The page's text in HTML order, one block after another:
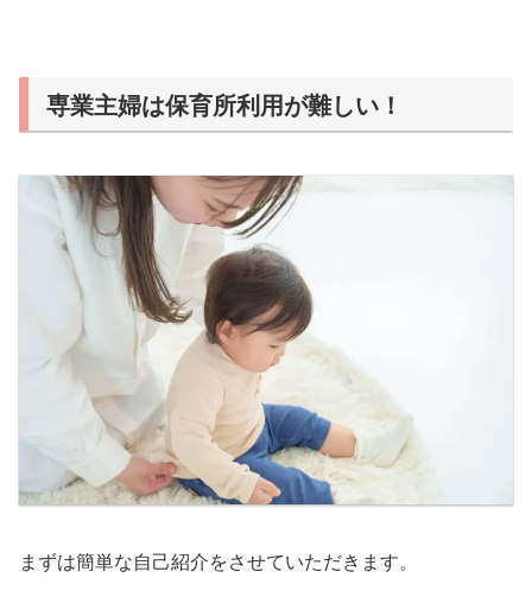
専業主婦は保育所利用が難しい！
まずは簡単な自己紹介をさせていただきます。